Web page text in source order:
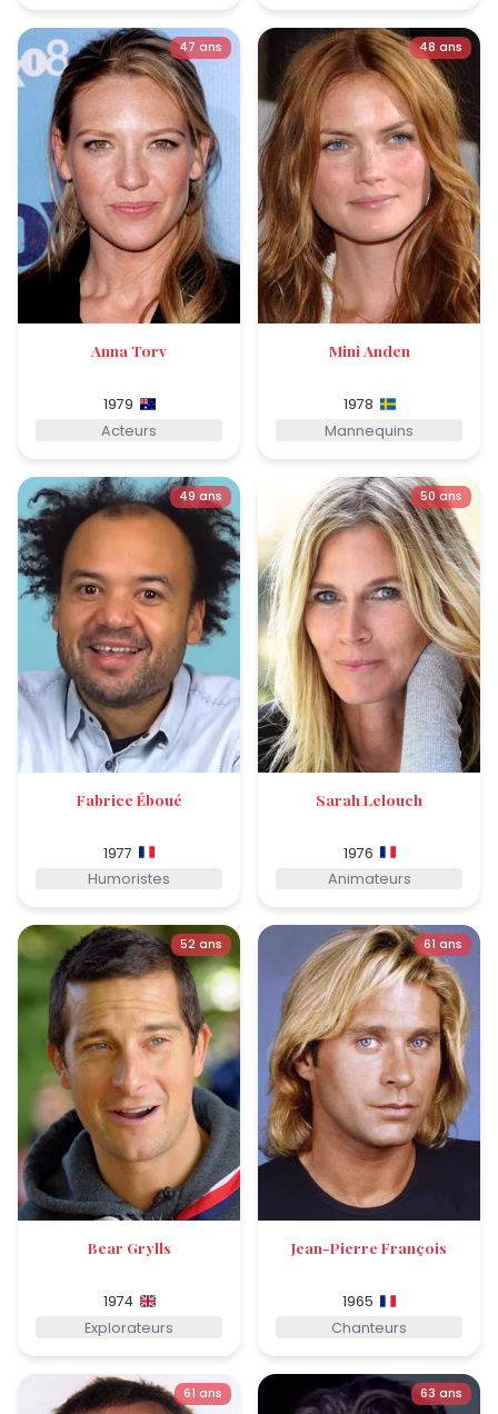
47 ans
Anna Torv
1979
Acteurs
48 ans
Mini Anden
1978
Mannequins
49 ans
Fabrice Éboué
1977
Humoristes
50 ans
Sarah Lelouch
1976
Animateurs
52 ans
Bear Grylls
1974
Explorateurs
61 ans
Jean-Pierre François
1965
Chanteurs
61 ans 63 ans